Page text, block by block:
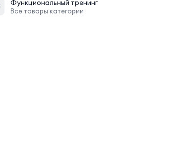
Функциональный тренинг
Все товары категории